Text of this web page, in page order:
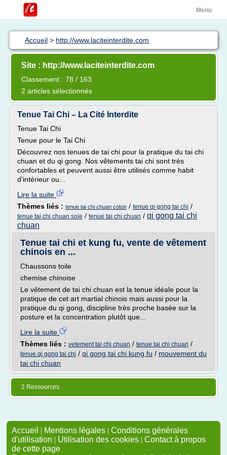
Menu
Accueil > http://www.laciteinterdite.com
Site : http://www.laciteinterdite.com
Classement : 78 / 163
2 articles sélectionnés
Tenue Tai Chi – La Cité Interdite
Tenue Tai Chi
Tenue pour le Tai Chi
Découvrez nos tenues de tai chi pour la pratique du tai chi
chuan et du qi gong. Nos vêtements tai chi sont très
confortables et peuvent aussi être utilisés comme habit
d'intérieur ou...
Lire la suite
Thèmes liés : tenue tai chi chuan coton / tenue qi gong tai chi /
tenue tai chi chuan soie / tenue tai chi chuan / qi gong tai chi
chuan
Tenue tai chi et kung fu, vente de vêtement
chinois en ...
Chaussons toile
chemise chinoise
Le vêtement de tai chi chuan est la tenue idéale pour la
pratique de cet art martial chinois mais aussi pour la
pratique du qi gong, discipline très proche basée sur la
posture et la concentration plutôt que...
Lire la suite
Thèmes liés : vetement tai chi chuan / tenue tai chi chuan /
tenue qi gong tai chi / qi gong tai chi kung fu / mouvement du
tai chi chuan
2 Ressources
Accueil | Mentions légales | Conditions générales
d'utilisation | Utilisation des cookies | Contact à propos
de cette page